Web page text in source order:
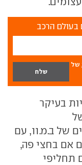
בעולם הרכב
של
בעיקר
של ב.מ.וו, עם
אם בחצי פה,
תחליפי